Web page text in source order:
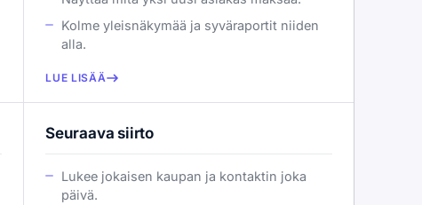
Kolme yleisnäkymää ja syväraportit niiden
alla.
LUE LISÄÄ
Seuraava siirto
Lukee jokaisen kaupan ja kontaktin joka
päivä.